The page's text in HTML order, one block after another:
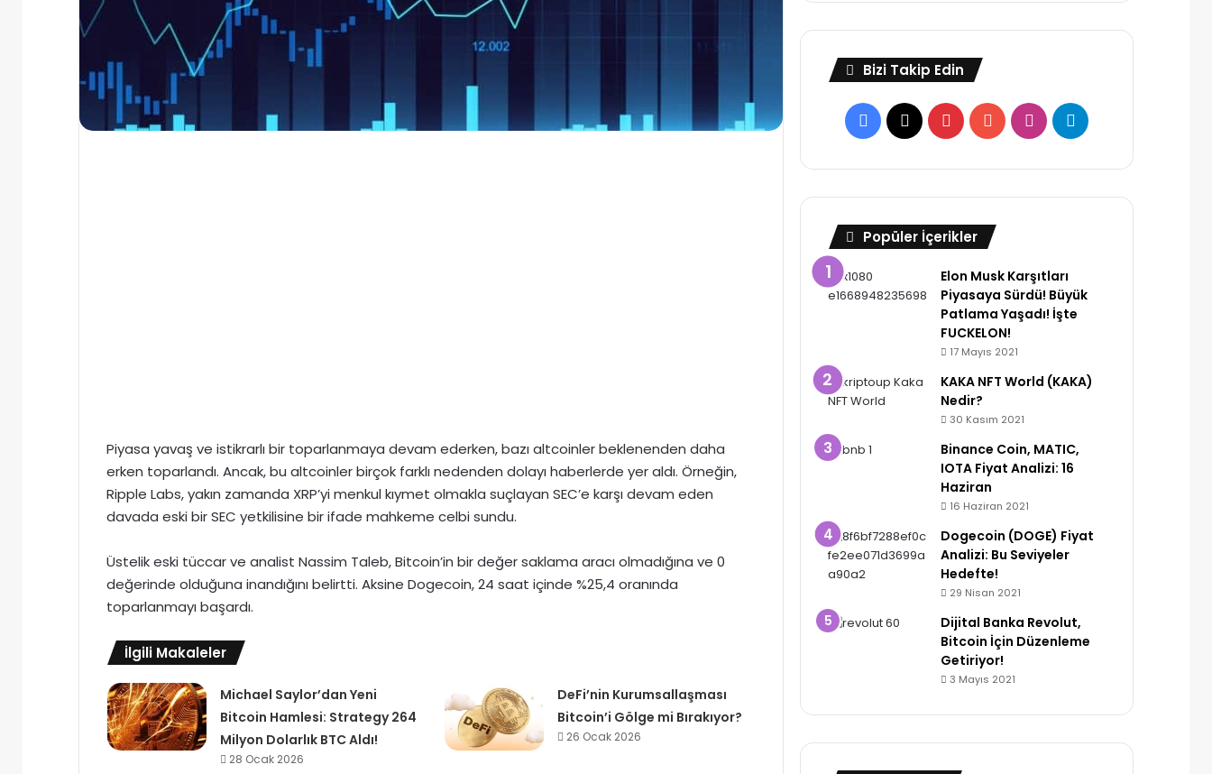
Piyasa yavaş ve istikrarlı bir toparlanmaya devam ederken, bazı altcoinler beklenenden daha
erken toparlandı. Ancak, bu altcoinler birçok farklı nedenden dolayı haberlerde yer aldı. Örneğin,
Ripple Labs, yakın zamanda XRP’yi menkul kıymet olmakla suçlayan SEC’e karşı devam eden
davada eski bir SEC yetkilisine bir ifade mahkeme celbi sundu.
Üstelik eski tüccar ve analist Nassim Taleb, Bitcoin’in bir değer saklama aracı olmadığına ve 0
değerinde olduğuna inandığını belirtti. Aksine Dogecoin, 24 saat içinde %25,4 oranında
toparlanmayı başardı.
İlgili Makaleler
Michael Saylor’dan Yeni
Bitcoin Hamlesi: Strategy 264
Milyon Dolarlık BTC Aldı!
28 Ocak 2026
DeFi’nin Kurumsallaşması
Bitcoin’i Gölge mi Bırakıyor?
26 Ocak 2026
Bizi Takip Edin
Facebook
X PinterestYouTubeInstagramTelegram
Popüler İçerikler
Elon Musk Karşıtları
Piyasaya Sürdü! Büyük
Patlama Yaşadı! İşte
FUCKELON!
17 Mayıs 2021
KAKA NFT World (KAKA)
Nedir?
30 Kasım 2021
Binance Coin, MATIC,
IOTA Fiyat Analizi: 16
Haziran
16 Haziran 2021
Dogecoin (DOGE) Fiyat
Analizi: Bu Seviyeler
Hedefte!
29 Nisan 2021
Dijital Banka Revolut,
Bitcoin İçin Düzenleme
Getiriyor!
3 Mayıs 2021